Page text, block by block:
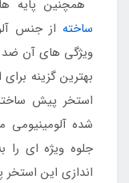
همچنین پایه
ساخته از جنس
ویژگی های آن
بهترین گزینه
استخر پیش
شده
جلوه ویژه ای
اندازی این